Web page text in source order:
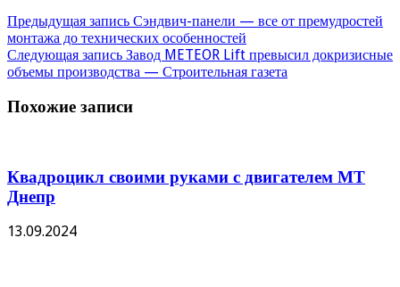
Предыдущая запись Сэндвич-панели — все от премудростей
монтажа до технических особенностей
Следующая запись Завод METEOR Lift превысил докризисные
объемы производства — Строительная газета
Похожие записи
Квадроцикл своими руками с двигателем МТ
Днепр
13.09.2024